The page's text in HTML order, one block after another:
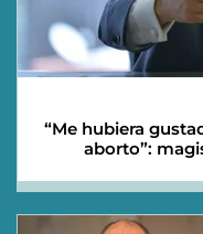
“Me hubiera
aborto”: